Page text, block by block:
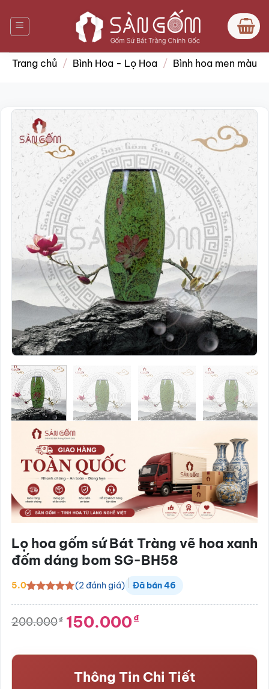
qua
nội
dung
Trang chủ / Bình Hoa - Lọ Hoa / Bình hoa men màu
Lọ hoa gốm sứ Bát Tràng vẽ hoa xanh
đốm dáng bom SG-BH58
5.0
đánh giá
(2 đánh giá) Đã bán46
200.000₫
Giá
200.000₫.
150.000₫
Giá
là:
Thông Tin Chi Tiết